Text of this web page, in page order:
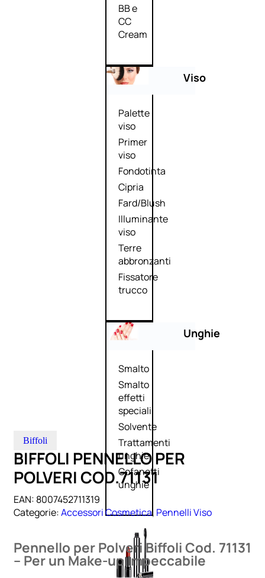
BB e
CC
Cream
Viso
Palette
viso
Primer
viso
Fondotinta
Cipria
Fard/Blush
Illuminante
viso
Terre
abbronzanti
Fissatore
trucco
Unghie
Smalto
Smalto
effetti
speciali
Solvente
Trattamenti
unghie
Cofanetti
unghie
Biffoli
BIFFOLI PENNELLO PER
POLVERI COD.71131
EAN: 8007452711319
Categorie:Accessori Cosmetica, Pennelli Viso
Pennello per Polveri Biffoli Cod. 71131
– Per un Make-up Impeccabile